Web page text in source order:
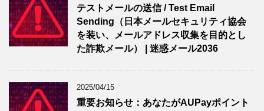
テストメールの送信 / Test Email
Sending（日本メールセキュリティ協会
を装い、メールアドレス収集を目的とし
た詐欺メール） | 迷惑メール2036
2025/04/15
重要お知らせ：あなたがAUPayポイント